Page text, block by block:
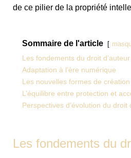
de ce pilier de la propriété
Sommaire de l'article
Les fondements du droit d’auteur
Adaptation à l’ère numérique
Les nouvelles formes de
L’équilibre entre protection et
Perspectives d’évolution du droit
Les fondements du